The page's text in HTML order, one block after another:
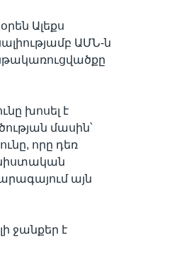
Ալեքս
ԱՄՆ-ն
խոսել է
մասին՝
որը դեռ
այն
ջանքեր է